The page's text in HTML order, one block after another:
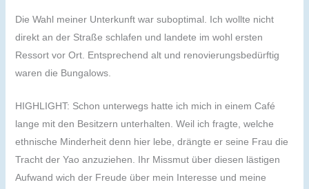
Die Wahl meiner Unterkunft war suboptimal. Ich wollte nicht
direkt an der Straße schlafen und landete im wohl ersten
Ressort vor Ort. Entsprechend alt und renovierungsbedürftig
waren die Bungalows.
HIGHLIGHT: Schon unterwegs hatte ich mich in einem Café
lange mit den Besitzern unterhalten. Weil ich fragte, welche
ethnische Minderheit denn hier lebe, drängte er seine Frau die
Tracht der Yao anzuziehen. Ihr Missmut über diesen lästigen
Aufwand wich der Freude über mein Interesse und meine